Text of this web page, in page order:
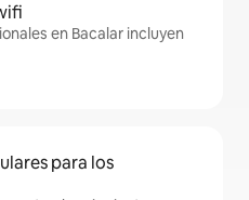
en Bacalar incluyen
para los